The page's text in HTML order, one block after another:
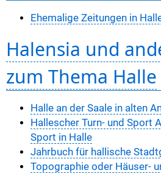
Ehemalige Zeitungen in
Halensia und
zum Thema Halle
Halle an der Saale in alten
Hallescher Turn- und Sport
Sport in Halle
Jahrbuch für hallische
Topographie oder Häuser-